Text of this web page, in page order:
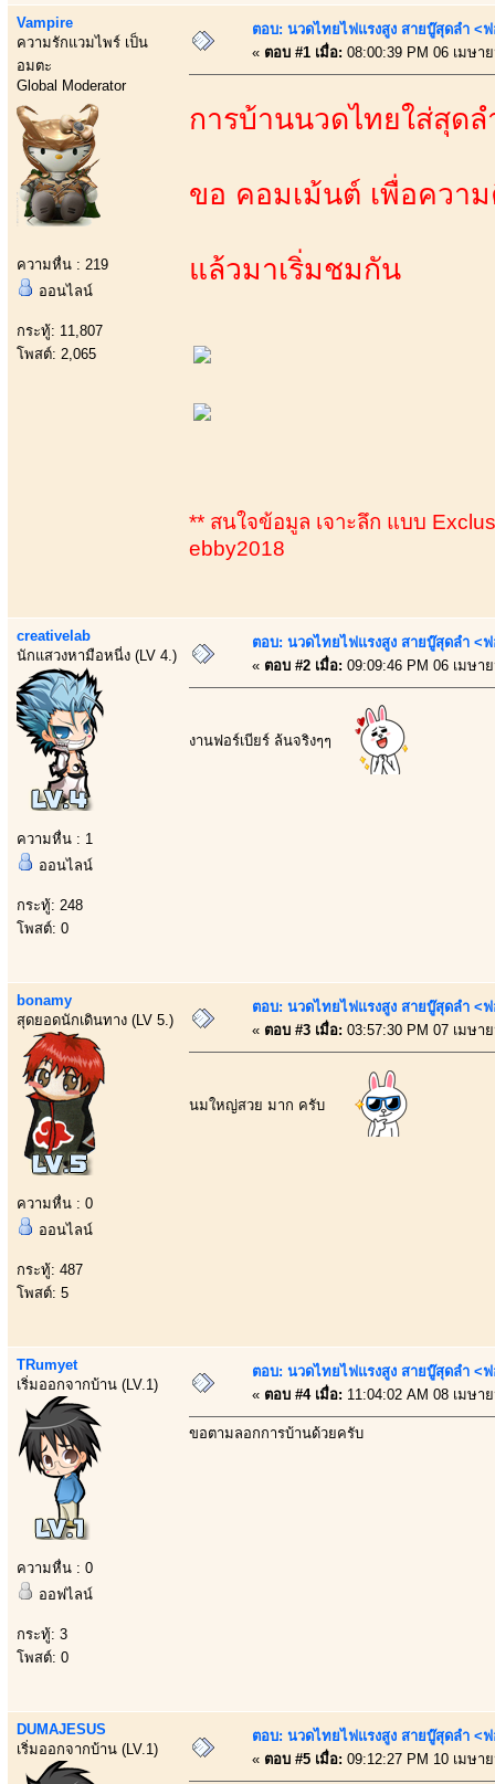
Vampire
ความรักแวมไพร์ เป็น
อมตะ
Global Moderator
ความหื่น : 219
ออนไลน์
กระทู้: 11,807
โพสต์: 2,065
ตอบ: นวดไทยไฟแรงสูง สายบู๊สุดลำ <ฟ
« ตอบ #1 เมื่อ: 08:00:39 PM 06 เมษา
การบ้านนวดไทยใส่สุด
ขอ คอมเม้นต์ เพื่อควา
แล้วมาเริ่มชมกัน
** สนใจข้อมูล เจาะลึก แบบ
ebby2018
creativelab
นักแสวงหามือหนี่ง (LV 4.)
ความหื่น : 1
ออนไลน์
กระทู้: 248
โพสต์: 0
ตอบ: นวดไทยไฟแรงสูง สายบู๊สุดลำ <ฟ
« ตอบ #2 เมื่อ: 09:09:46 PM 06 เมษา
งานฟอร์เบียร์ ล้นจริงๆๆ
bonamy
สุดยอดนักเดินทาง (LV 5.)
ความหื่น : 0
ออนไลน์
กระทู้: 487
โพสต์: 5
ตอบ: นวดไทยไฟแรงสูง สายบู๊สุดลำ <ฟ
« ตอบ #3 เมื่อ: 03:57:30 PM 07 เมษา
นมใหญ่สวย มาก ครับ
TRumyet
เริ่มออกจากบ้าน (LV.1)
ความหื่น : 0
ออฟไลน์
กระทู้: 3
โพสต์: 0
ตอบ: นวดไทยไฟแรงสูง สายบู๊สุดลำ <ฟ
« ตอบ #4 เมื่อ: 11:04:02 AM 08 เมษา
ขอตามลอกการบ้านด้วยครับ
DUMAJESUS
เริ่มออกจากบ้าน (LV.1)
ตอบ: นวดไทยไฟแรงสูง สายบู๊สุดลำ <ฟ
« ตอบ #5 เมื่อ: 09:12:27 PM 10 เมษา